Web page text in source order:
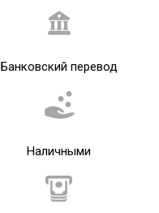
Банковский перевод
Наличными